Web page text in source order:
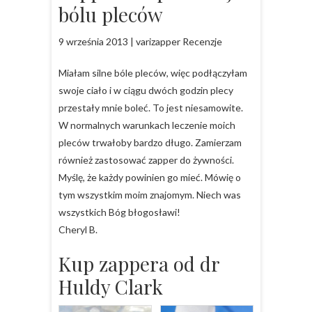
bólu pleców
9 września 2013 | varizapper Recenzje
Miałam silne bóle pleców, więc podłączyłam
swoje ciało i w ciągu dwóch godzin plecy
przestały mnie boleć. To jest niesamowite.
W normalnych warunkach leczenie moich
pleców trwałoby bardzo długo. Zamierzam
również zastosować zapper do żywności.
Myślę, że każdy powinien go mieć. Mówię o
tym wszystkim moim znajomym. Niech was
wszystkich Bóg błogosławi!
Cheryl B.
Kup zappera od dr
Huldy Clark